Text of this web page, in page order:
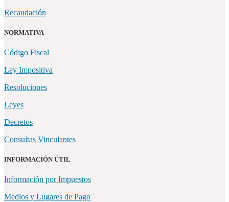
Recaudación
NORMATIVA
Código Fiscal
Ley Impositiva
Resoluciones
Leyes
Decretos
Consultas Vinculantes
INFORMACIÓN ÚTIL
Información por Impuestos
Medios y Lugares de Pago